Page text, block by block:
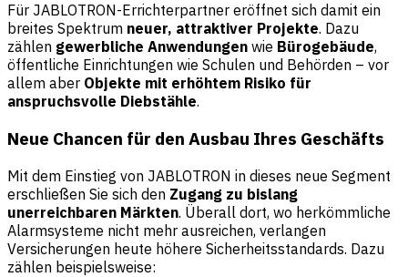
Für JABLOTRON-Errichterpartner eröffnet sich damit ein
breites Spektrum neuer, attraktiver Projekte. Dazu
zählen gewerbliche Anwendungen wie Bürogebäude,
öffentliche Einrichtungen wie Schulen und Behörden – vor
allem aber Objekte mit erhöhtem Risiko für
anspruchsvolle Diebstähle.
Neue Chancen für den Ausbau Ihres Geschäfts
Mit dem Einstieg von JABLOTRON in dieses neue Segment
erschließen Sie sich den Zugang zu bislang
unerreichbaren Märkten. Überall dort, wo herkömmliche
Alarmsysteme nicht mehr ausreichen, verlangen
Versicherungen heute höhere Sicherheitsstandards. Dazu
zählen beispielsweise: